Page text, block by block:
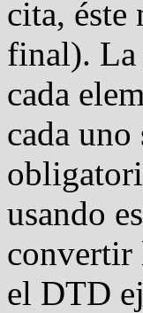
cita, éste
final). La
cada
cada
usando
convertir
el DTD